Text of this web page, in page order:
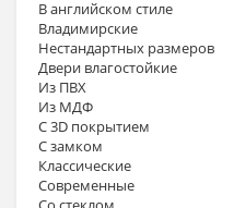
В английском стиле
Владимирские
Нестандартных размеров
Двери влагостойкие
Из ПВХ
Из МДФ
С 3D покрытием
С замком
Классические
Современные